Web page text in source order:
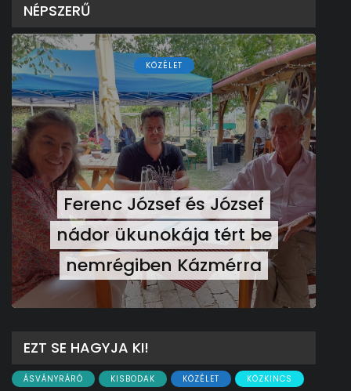
NÉPSZERŰ
KÖZÉLET
Ferenc József és József
nádor ükunokája tért be
nemrégiben Kázmérra
EZT SE HAGYJA KI!
ÁSVÁNYRÁRÓ KISBODAK KÖZÉLET KÖZKINCS